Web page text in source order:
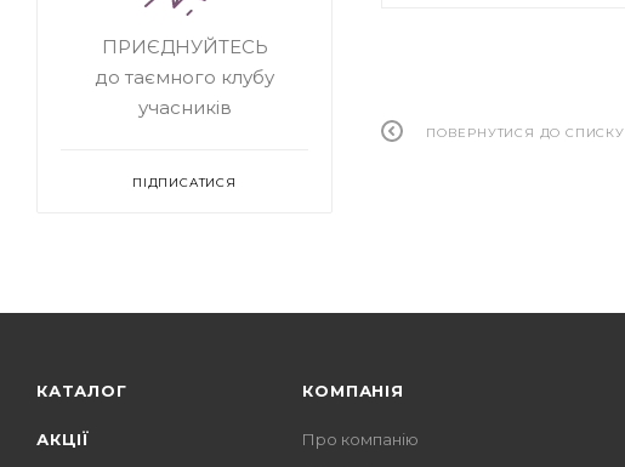
ПОВЕРНУТИСЯ ДО СПИСКУ
ПРИЄДНУЙТЕСЬ
до таємного клубу
учасників
ПІДПИСАТИСЯ
КАТАЛОГ
АКЦІЇ
КОМПАНІЯ
Про компанію